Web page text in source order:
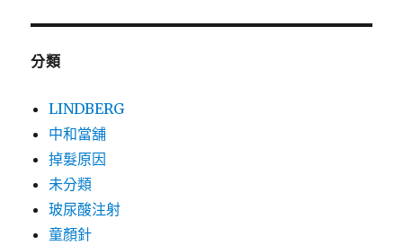
分類
LINDBERG
中和當舖
掉髮原因
未分類
玻尿酸注射
童顏針